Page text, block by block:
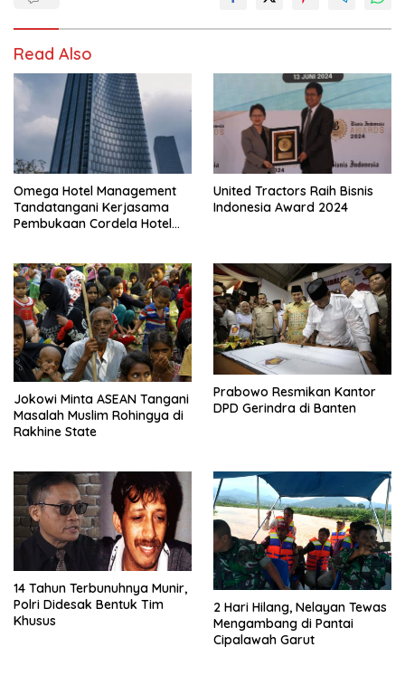
Read Also
Omega Hotel Management
Tandatangani Kerjasama
Pembukaan Cordela Hotel
United Tractors Raih Bisnis
Indonesia Award 2024
Jokowi Minta ASEAN Tangani
Masalah Muslim Rohingya di
Rakhine State
Prabowo Resmikan Kantor
DPD Gerindra di Banten
14 Tahun Terbunuhnya Munir,
Polri Didesak Bentuk Tim
Khusus
2 Hari Hilang, Nelayan Tewas
Mengambang di Pantai
Cipalawah Garut